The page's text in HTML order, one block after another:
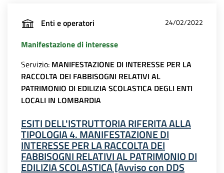
Enti e operatori 24/02/2022
Manifestazione di interesse
Servizio: MANIFESTAZIONE DI INTERESSE PER LA
RACCOLTA DEI FABBISOGNI RELATIVI AL
PATRIMONIO DI EDILIZIA SCOLASTICA DEGLI ENTI
LOCALI IN LOMBARDIA
ESITI DELL'ISTRUTTORIA RIFERITA ALLA
TIPOLOGIA 4. MANIFESTAZIONE DI
INTERESSE PER LA RACCOLTA DEI
FABBISOGNI RELATIVI AL PATRIMONIO DI
EDILIZIA SCOLASTICA [Avviso con DDS